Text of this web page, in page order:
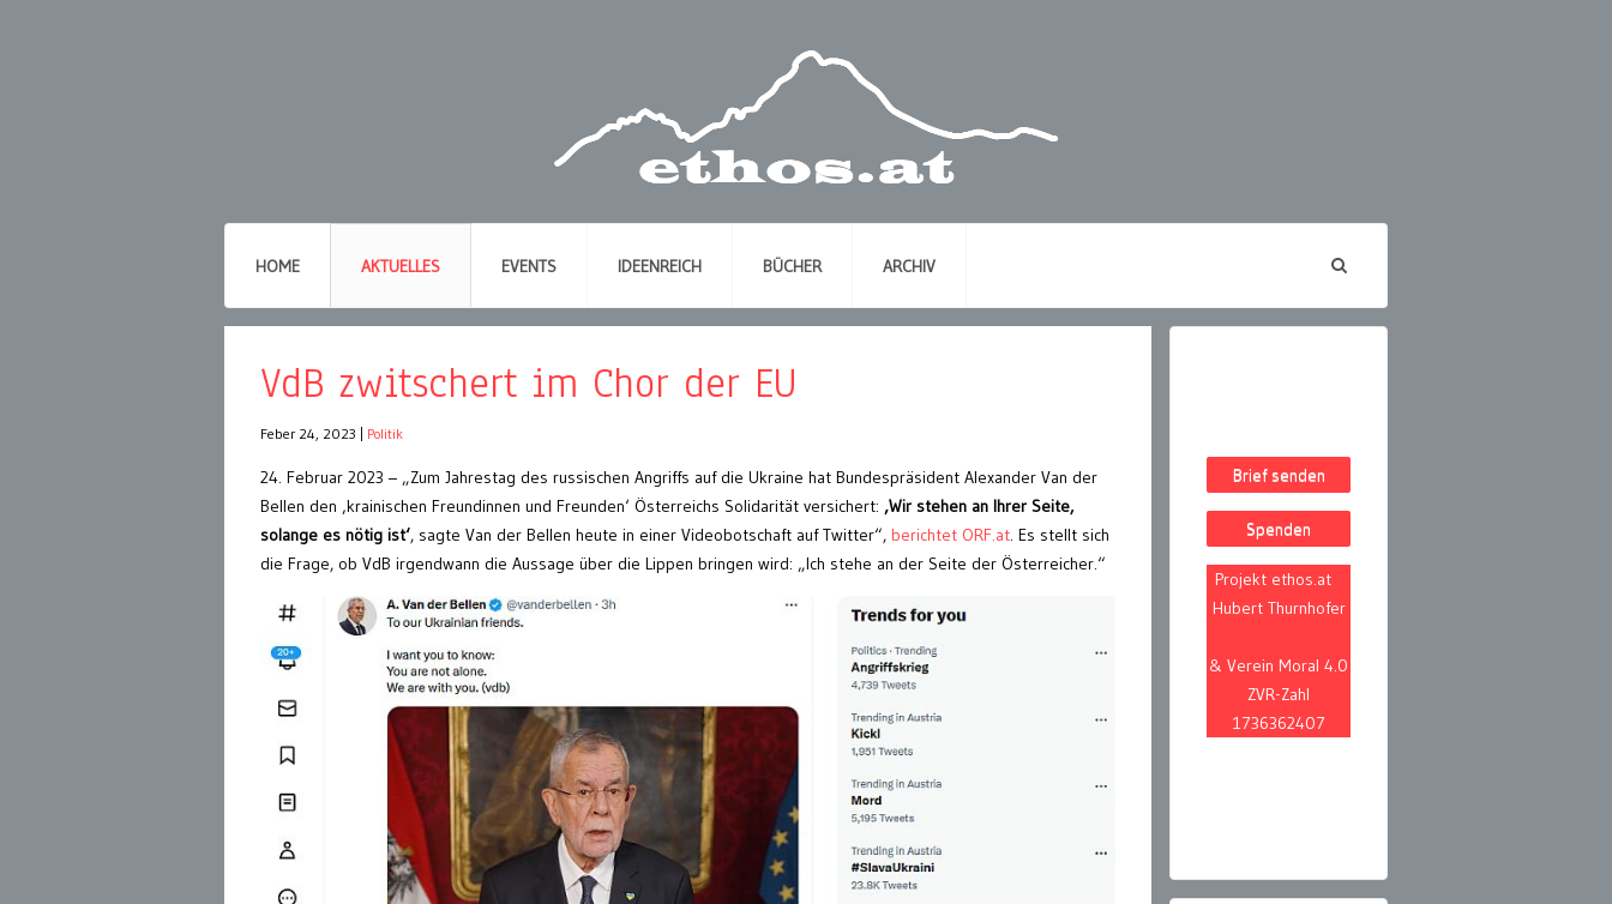
HOME AKTUELLES EVENTS IDEENREICH BÜCHER ARCHIV
VdB zwitschert im Chor der EU
Feber 24, 2023 Politik
24. Februar 2023 – „Zum Jahrestag des russischen Angriffs auf die Ukraine hat Bundespräsident Alexander Van der
Bellen den ‚krainischen Freundinnen und Freunden‘ Österreichs Solidarität versichert: ‚Wir stehen an Ihrer Seite,
solange es nötig ist‘, sagte Van der Bellen heute in einer Videobotschaft auf Twitter“, berichtet ORF.at. Es stellt sich
die Frage, ob VdB irgendwann die Aussage über die Lippen bringen wird: „Ich stehe an der Seite der Österreicher.“
Brief senden
Spenden
Projekt ethos.at
Hubert Thurnhofer
& Verein Moral 4.0
ZVR-Zahl
1736362407